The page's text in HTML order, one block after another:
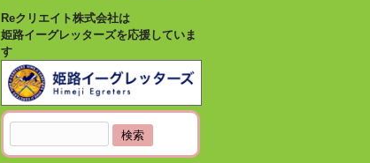
Reクリエイト株式会社は
姫路イーグレッターズを応援していま
す
索: